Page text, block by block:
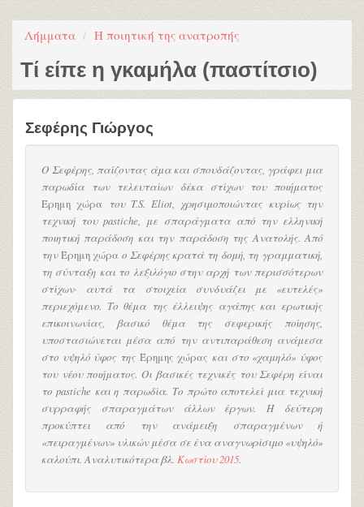
Λήμματα Η ποιητική της ανατροπής
Τί είπε η γκαμήλα (παστίτσιο)
Σεφέρης Γιώργος
Ο Σεφέρης, παίζοντας άμα και σπουδάζοντας, γράφει μια
παρωδία των τελευταίων δέκα στίχων του ποιήματος
Έρημη χώρα του T.S. Eliot, χρησιμοποιώντας κυρίως την
τεχνική του pastiche, με σπαράγματα από την ελληνική
ποιητική παράδοση και την παράδοση της Ανατολής. Από
τηνΈρημη χώραο Σεφέρης κρατά τη δομή, τη γραμματική,
τη σύνταξη και το λεξιλόγιο στην αρχή των περισσότερων
στίχων· αυτά τα στοιχεία συνδυάζει με «ευτελές»
περιεχόμενο. Το θέμα της έλλειψης αγάπης και ερωτικής
επικοινωνίας, βασικό θέμα της σεφερικής ποίησης,
υποστασιώνεται μέσα από την αντιπαράθεση ανάμεσα
στο υψηλό ύφος της Έρημης χώρας και στο «χαμηλό» ύφος
του νέου ποιήματος. Οι βασικές τεχνικές του Σεφέρη είναι
το pastiche και η παρωδία. Το πρώτο αποτελεί μια τεχνική
συρραφής σπαραγμάτων άλλων έργων. Η δεύτερη
προκύπτει από την ανάμειξη σπαραγμένων ή
«πειραγμένων» υλικών μέσα σε ένα αναγνωρίσιμο «υψηλό»
καλούπι. Αναλυτικότερα βλ. Κωστίου 2015.